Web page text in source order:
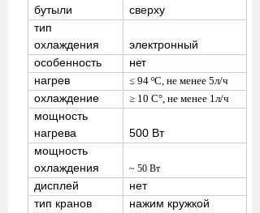
бутыли
сверху
тип
охлаждения
электронный
особенность
нет
нагрев ≤94 ºС, не менее 5л/ч
охлаждение ≥ 10 C°, не менее 1л/ч
мощность
нагрева
500 Вт
мощность
охлаждения
~ 50 Вт
дисплей
нет
тип кранов
нажим кружкой